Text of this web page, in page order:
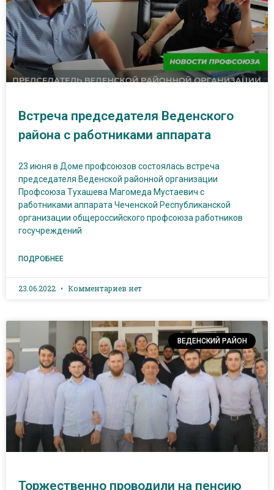
Встреча председателя Веденского
района с работниками аппарата
23 июня в Доме профсоюзов состоялась встреча
председателя Веденской районной организации
Профсоюза Тухашева Магомеда Мустаевич с
работниками аппарата Чеченской Республиканской
организации общероссийского профсоюза работников
госучреждений
ПОДРОБНЕЕ
23.06.2022 Комментариев нет
ВЕДЕНСКИЙ РАЙОН
Торжественно проводили на пенсию